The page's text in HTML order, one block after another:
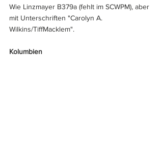
Wie Linzmayer B379a (fehlt im SCWPM), aber
mit Unterschriften "Carolyn A.
Wilkins/TiffMacklem".
Kolumbien